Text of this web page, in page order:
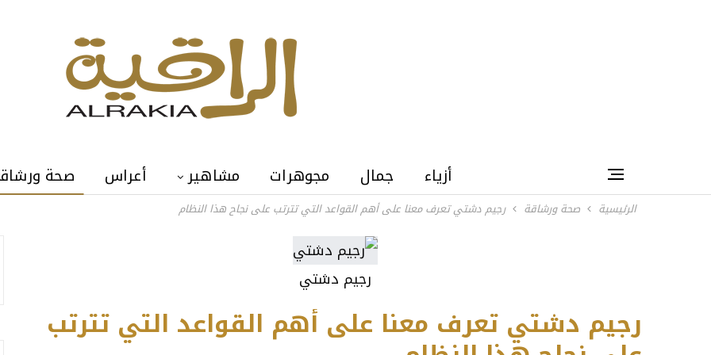
أزياء جمال مجوهرات مشاهير أعراس صحة
الرئيسية صحة ورشاقة رجيم دشتي تعرف معنا على أهم القواعد التي تترتب على نجاح هذا النظام
رجيم دشتي
رجيم دشتي تعرف معنا على أهم القواعد التي تترتب